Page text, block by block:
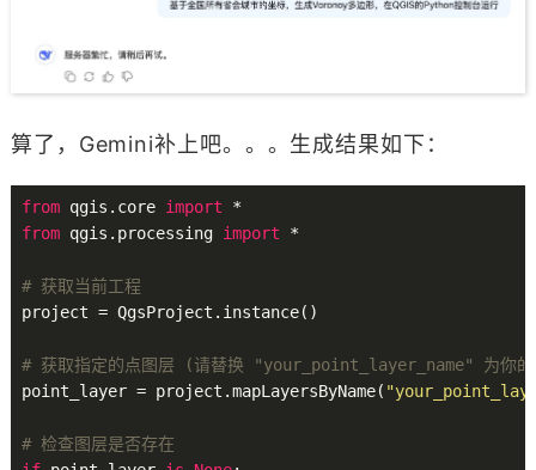
算了，Gemini补上吧。。。生成结果如下：
from qgis.core import
from qgis.processing import *
# 获取当前工程
project = QgsProject.instance()
# 获取指定的点图层 (请替换 "your_point_layer_name" 为你的
point_layer = project.mapLayersByName(
# 检查图层是否存在